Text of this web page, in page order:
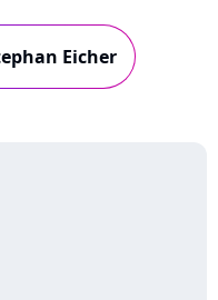
des chanteurs
naissance de cet
à son ancienne
Eicher